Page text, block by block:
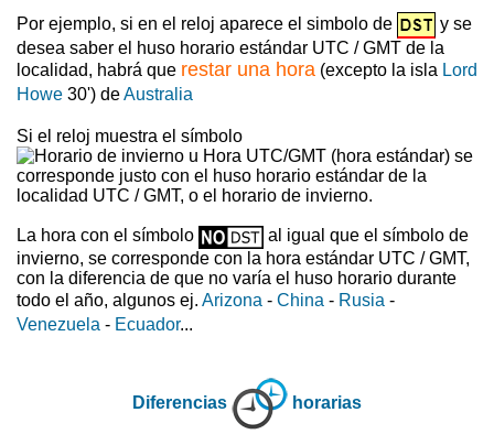
Por ejemplo, si en el reloj aparece el simbolo de
y se
desea saber el huso horario estándar UTC / GMT de la
localidad, habrá que restar una hora (excepto la isla Lord
Howe 30') deAustralia
Si el reloj muestra el símbolo
se
corresponde justo con el huso horario estándar de la
localidad UTC / GMT, o el horario de invierno.
La hora con el símbolo
al igual que el símbolo de
invierno, se corresponde con la hora estándar UTC / GMT,
con la diferencia de que no varía el huso horario durante
todo el año, algunos ej. Arizona - China - Rusia -
Venezuela - Ecuador...
Diferencias horarias